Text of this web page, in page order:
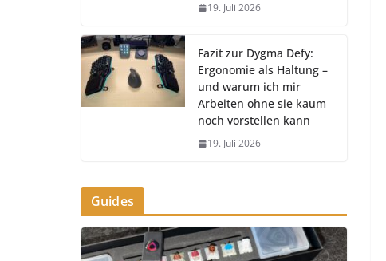
19. Juli 2026
Fazit zur Dygma Defy:
Ergonomie als Haltung –
und warum ich mir
Arbeiten ohne sie kaum
noch vorstellen kann
19. Juli 2026
Guides